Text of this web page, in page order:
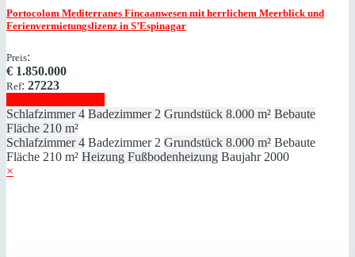
Portocolom Mediterranes Fincaanwesen mit herrlichem Meerblick und
Ferienvermietungslizenz in S’Espinagar
Preis:
€ 1.850.000
Ref: 27223
Schlafzimmer 4 Badezimmer 2 Grundstück 8.000 m² Bebaute
Fläche 210 m²
Schlafzimmer 4 Badezimmer 2 Grundstück 8.000 m² Bebaute
Fläche 210 m² Heizung Fußbodenheizung Baujahr 2000
×